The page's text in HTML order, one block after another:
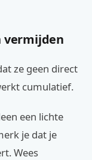
vermijden
ze geen direct
cumulatief.
een lichte
je dat je
Wees